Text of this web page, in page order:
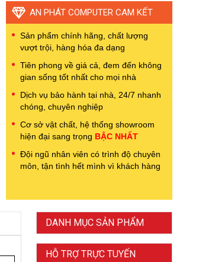
AN PHÁT COMPUTER CAM KẾT
Sản phẩm chính hãng, chất lượng
vượt trội, hàng hóa đa dạng
Tiên phong về giá cả, đem đến không
gian sống tốt nhất cho mọi nhà
Dịch vụ bảo hành tại nhà, 24/7 nhanh
chóng, chuyên nghiệp
Cơ sở vật chất, hệ thống showroom
hiện đại sang trọng BẬC NHẤT
Đội ngũ nhân viên có trình độ chuyên
môn, tận tình hết mình vì khách hàng
DANH MỤC SẢN PHẨM
HỖ TRỢ TRỰC TUYẾN